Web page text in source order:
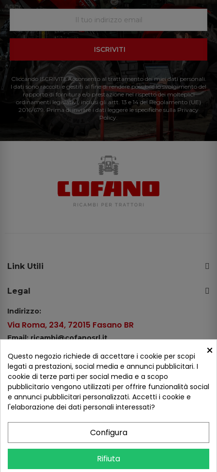
ISCRIVITI
Cliccando ISCRIVITI: Acconsento al trattamento dei miei dati personali.
I dati sono raccolti e gestiti al fine di rendere possibile lo svolgimento del
rapporto di fornitura e/o prestazione nel rispetto dei molteplici
ordinamenti legislativi, inclusi gli artt. 13 e 14 del Regolamento (UE)
2016/679. Prima di inviare i dati leggere le specifiche sulla Privacy
Policy.
Link Utili
Legal
Indirizzo:
Via Roma, 234, 72015 Fasano BR
Email: ricambi@cofanosrl.it
Tel.: +39 080 44 13 478
WhatsApp: +39 334 98 51 100
Metodi di pagamento
×
Questo negozio richiede di accettare i cookie per scopi
legati a prestazioni, social media e annunci pubblicitari. I
cookie di terze parti per social media e a scopo
pubblicitario vengono utilizzati per offrire funzionalità social
e annunci pubblicitari personalizzati. Accetti i cookie e
l'elaborazione dei dati personali interessati?
Configura
Rifiuta